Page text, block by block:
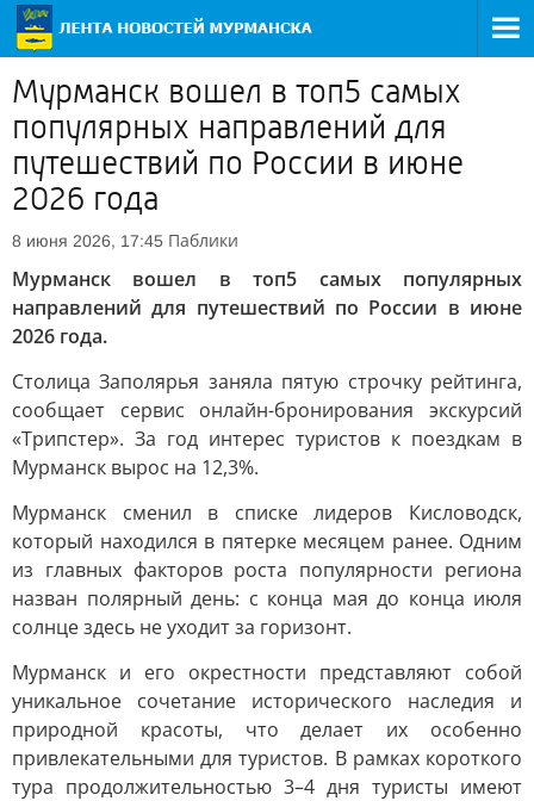
Мурманск вошел в топ5 самых
популярных направлений для
путешествий по России в июне
2026 года
8 июня 2026, 17:45 Паблики
Мурманск вошел в топ5 самых популярных
направлений для путешествий по России в июне
2026 года.
Столица Заполярья заняла пятую строчку рейтинга,
сообщает сервис онлайн-бронирования экскурсий
«Трипстер». За год интерес туристов к поездкам в
Мурманск вырос на 12,3%.
Мурманск сменил в списке лидеров Кисловодск,
который находился в пятерке месяцем ранее. Одним
из главных факторов роста популярности региона
назван полярный день: с конца мая до конца июля
солнце здесь не уходит за горизонт.
Мурманск и его окрестности представляют собой
уникальное сочетание исторического наследия и
природной красоты, что делает их особенно
привлекательными для туристов. В рамках короткого
тура продолжительностью 3–4 дня туристы имеют